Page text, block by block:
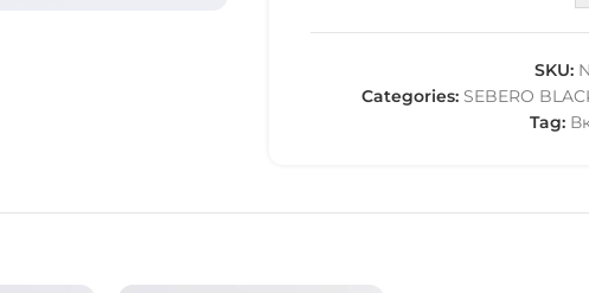
SKU:
Categories: SEBERO
Tag: